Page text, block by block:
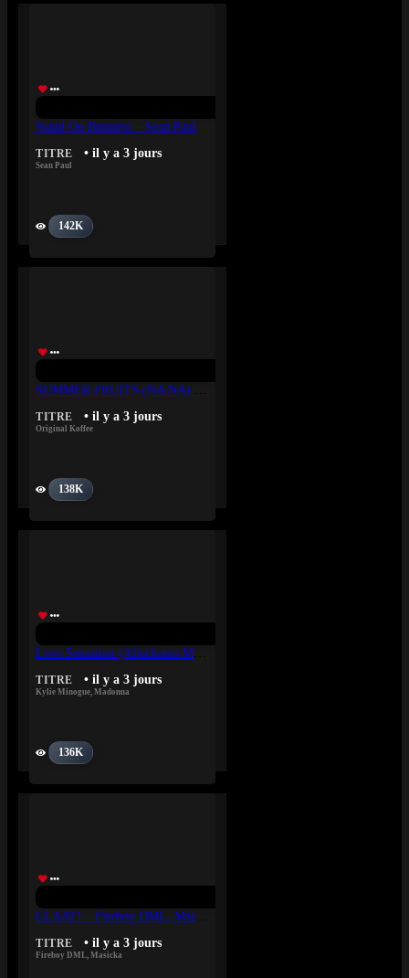
Stand On Business – Sean Paul
TITRE • il y a 3 jours
Sean Paul
142K
TITRE • il y a 3 jours
Original Koffee
138K
TITRE • il y a 3 jours
Kylie Minogue, Madonna
136K
TITRE • il y a 3 jours
Fireboy DML, Masicka